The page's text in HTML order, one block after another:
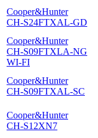
Cooper&Hunter
CH-S24FTXAL-GD
Cooper&Hunter
CH-S09FTXLA-NG
WI-FI
Cooper&Hunter
CH-S09FTXAL-SC
Cooper&Hunter
CH-S12XN7